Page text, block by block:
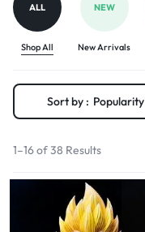
ALL
Shop All
NEW
New Arrivals
Sort by : Popularity
1–16 of 38 Results